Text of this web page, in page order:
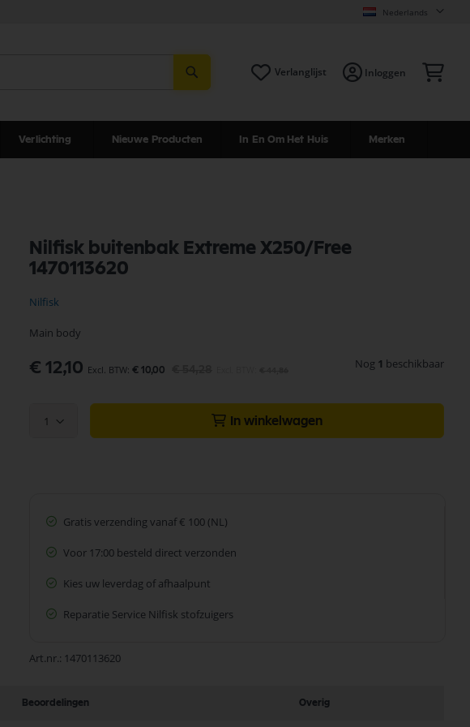
Nederlands
Verlanglijst Inloggen
Verlichting Nieuwe Producten In En Om Het Huis Merken
Nilfisk buitenbak Extreme X250/Free
1470113620
Nilfisk
Main body
Speciale
€ 12,10 € 10,00 Nog 1 beschikbaar
1 In winkelwagen
Gratis verzending vanaf € 100 (NL)
Voor 17:00 besteld direct verzonden
Kies uw leverdag of afhaalpunt
Reparatie Service Nilfisk stofzuigers
Art.nr. 1470113620
Beoordelingen Overig